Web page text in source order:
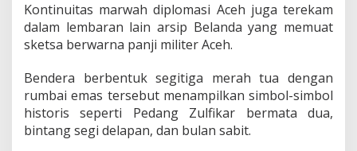
Kontinuitas marwah diplomasi Aceh juga terekam
dalam lembaran lain arsip Belanda yang memuat
sketsa berwarna panji militer Aceh.
Bendera berbentuk segitiga merah tua dengan
rumbai emas tersebut menampilkan simbol-simbol
historis seperti Pedang Zulfikar bermata dua,
bintang segi delapan, dan bulan sabit.